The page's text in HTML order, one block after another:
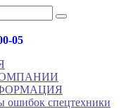
05
ошибок спецтехники